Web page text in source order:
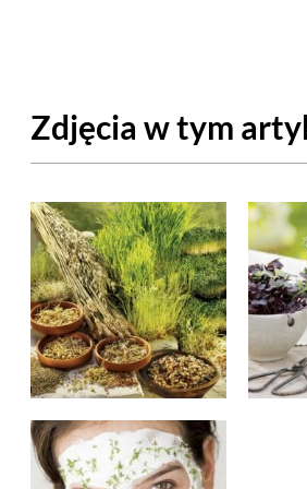
Zdjęcia w tym
APTECZKA
DOMOWE
RZEMIOSŁO
ZUPY
INNE